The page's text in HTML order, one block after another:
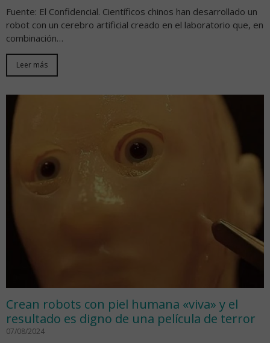
Fuente: El Confidencial. Científicos chinos han desarrollado un
robot con un cerebro artificial creado en el laboratorio que, en
combinación…
Leer más
Crean robots con piel humana «viva» y el
resultado es digno de una película de terror
07/08/2024